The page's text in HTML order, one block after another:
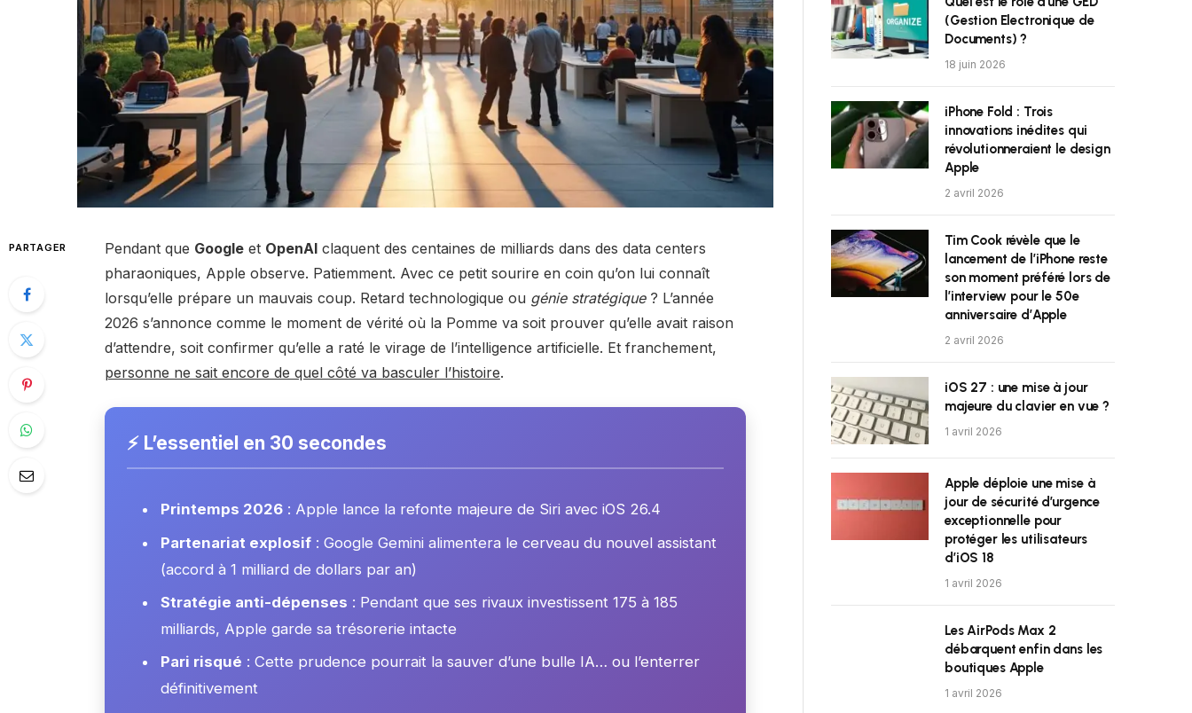
PARTAGER Pendant que Googleet OpenAIclaquent des centaines de milliards dans des data centers
pharaoniques, Apple observe. Patiemment. Avec ce petit sourire en coin qu’on lui connaît
lorsqu’elle prépare un mauvais coup. Retard technologique ou génie stratégique? L’année
2026 s’annonce comme le moment de vérité où la Pomme va soit prouver qu’elle avait raison
d’attendre, soit confirmer qu’elle a raté le virage de l’intelligence artificielle. Et franchement,
personne ne sait encore de quel côté va basculer l’histoire.
⚡ L’essentiel en 30 secondes
Printemps 2026: Apple lance la refonte majeure de Siri avec iOS 26.4
Partenariat explosif: Google Gemini alimentera le cerveau du nouvel assistant
(accord à 1 milliard de dollars par an)
Stratégie anti-dépenses : Pendant que ses rivaux investissent 175 à 185
milliards, Apple garde sa trésorerie intacte
Pari risqué : Cette prudence pourrait la sauver d’une bulle IA… ou l’enterrer
définitivement
(Gestion Electronique de
Documents) ?
18 juin 2026
iPhone Fold : Trois
innovations inédites qui
révolutionneraient le design
Apple
2 avril 2026
Tim Cook révèle que le
lancement de l’iPhone reste
son moment préféré lors de
l’interview pour le 50e
anniversaire d’Apple
2 avril 2026
iOS 27 : une mise à jour
majeure du clavier en vue ?
1 avril 2026
Apple déploie une mise à
jour de sécurité d’urgence
exceptionnelle pour
protéger les utilisateurs
d’iOS 18
1 avril 2026
Les AirPods Max 2
débarquent enfin dans les
boutiques Apple
1 avril 2026